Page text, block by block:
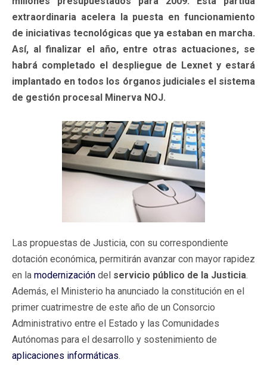
extraordinaria acelera la puesta en funcionamiento
de iniciativas tecnológicas que ya estaban en marcha.
Así, al finalizar el año, entre otras actuaciones, se
habrá completado el despliegue de Lexnet y estará
implantado en todos los órganos judiciales el sistema
de gestión procesal Minerva NOJ.
Las propuestas de Justicia, con su correspondiente
dotación económica, permitirán avanzar con mayor rapidez
en la modernización del servicio público de la Justicia.
Además, el Ministerio ha anunciado la constitución en el
primer cuatrimestre de este año de un Consorcio
Administrativo entre el Estado y las Comunidades
Autónomas para el desarrollo y sostenimiento de
aplicaciones informáticas.